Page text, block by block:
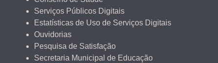
Serviços Públicos Digitais
Estatísticas de Uso de Serviços Digitais
Ouvidorias
Pesquisa de Satisfação
Secretaria Municipal de Educação